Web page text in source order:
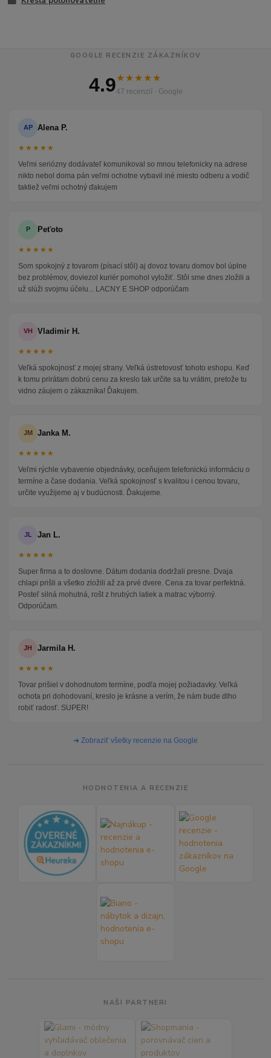
GOOGLE RECENZIE ZÁKAZNÍKOV
4.9★★★★★
47 recenzií · Google
AP Alena P.
★★★★★
Veľmi seriózny dodávateľ komunikoval so mnou telefonicky na adrese
nikto nebol doma pán veľmi ochotne vybavil iné miesto odberu a vodič
taktiež veľmi ochotný ďakujem
P Peťoto
★★★★★
Som spokojný z tovarom (písací stôl) aj dovoz tovaru domov bol úplne
bez problémov, doviezol kuriér pomohol vyložiť. Stôl sme dnes zložili a
už slúži svojmu účelu... LACNY E SHOP odporúčam
VH Vladimir H.
★★★★★
Veľká spokojnosť z mojej strany. Veľká ústretovosť tohoto eshopu. Keď
k tomu prirátam dobrú cenu za kreslo tak určite sa tu vrátim, pretože tu
vidno záujem o zákazníka! Ďakujem.
JM Janka M.
★★★★★
Veľmi rýchle vybavenie objednávky, oceňujem telefonickú informáciu o
termíne a čase dodania. Veľká spokojnosť s kvalitou i cenou tovaru,
určite využijeme aj v budúcnosti. Ďakujeme.
JL Jan L.
★★★★★
Super firma a to doslovne. Dátum dodania dodržali presne. Dvaja
chlapi prišli a všetko zložili až za prvé dvere. Cena za tovar perfektná.
Posteľ silná mohutná, rošt z hrubých latiek a matrac výborný.
Odporúčam.
JH Jarmila H.
★★★★★
Tovar prišiel v dohodnutom termíne, podľa mojej požiadavky. Veľká
ochota pri dohodovaní, kreslo je krásne a verím, že nám bude dlho
robiť radosť. SUPER!
➜ Zobraziť všetky recenzie na Google
HODNOTENIA A RECENZIE
NAŠI PARTNERI